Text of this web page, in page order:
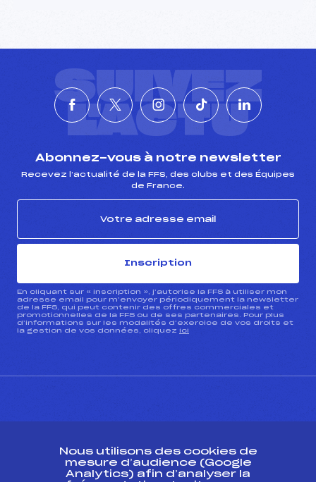
SUIVEZ
L'ACTU
Abonnez-vous à notre newsletter
Recevez l’actualité de la FFS, des clubs et des Équipes
de France.
Inscription
En cliquant sur « inscription », j’autorise la FFS à utiliser mon
adresse email pour m’envoyer périodiquement la newsletter
de la FFS, qui peut contenir des offres commerciales et
promotionnelles de la FFS ou de ses partenaires. Pour plus
d’informations sur les modalités d’exercice de vos droits et
la gestion de vos données, cliquez ici
ESPACE PRESSE
Nous utilisons des cookies de
mesure d’audience (Google
Analytics) afin d’analyser la